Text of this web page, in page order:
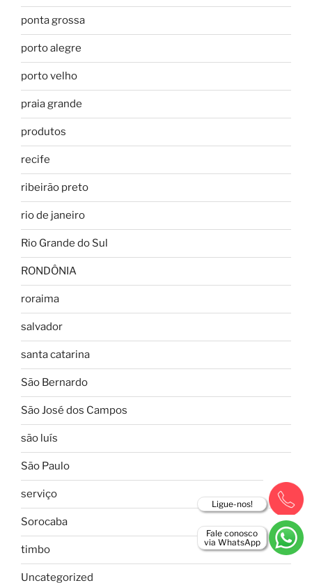
Fale conosco
via WhatsApp
Ligue-nos!
ponta grossa
porto alegre
porto velho
praia grande
produtos
recife
ribeirão preto
rio de janeiro
Rio Grande do Sul
RONDÔNIA
roraima
salvador
santa catarina
São Bernardo
São José dos Campos
são luís
São Paulo
serviço
Sorocaba
timbo
Uncategorized